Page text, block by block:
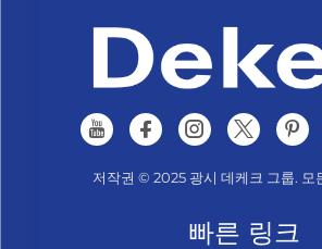
저작권 © 2025 광시 데케크 그룹. 모
빠른 링크